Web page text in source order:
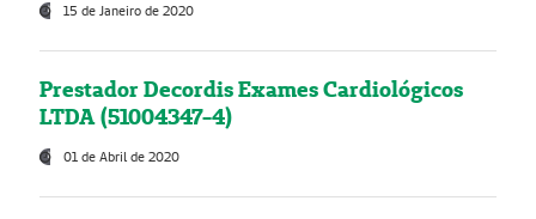
15 de Janeiro de 2020
Prestador Decordis Exames Cardiológicos
LTDA (51004347-4)
01 de Abril de 2020